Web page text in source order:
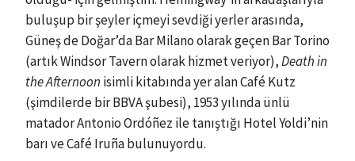
buluşup bir şeyler içmeyi sevdiği yerler arasında,
Güneş de Doğar’da Bar Milano olarak geçen Bar Torino
(artık Windsor Tavern olarak hizmet veriyor),Death in
the Afternoon isimli kitabında yer alan Café Kutz
(şimdilerde bir BBVA şubesi), 1953 yılında ünlü
matador Antonio Ordóñez ile tanıştığı Hotel Yoldi’nin
barı ve Café Iruña bulunuyordu.